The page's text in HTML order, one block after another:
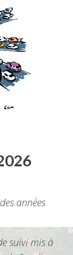
années
suivi mis à